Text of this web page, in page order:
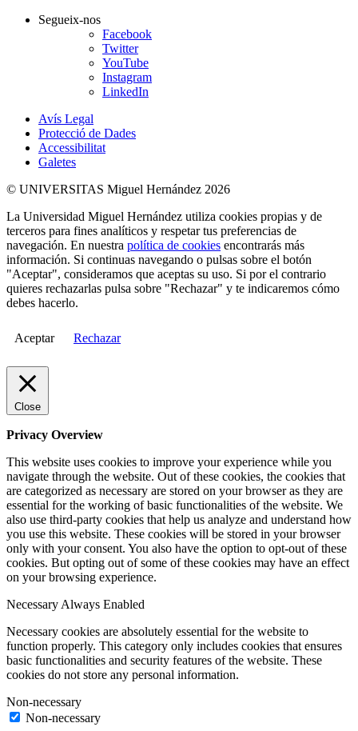
Segueix-nos
Facebook
Twitter
YouTube
Instagram
LinkedIn
Avís Legal
Protecció de Dades
Accessibilitat
Galetes
© UNIVERSITAS Miguel Hernández 2026
La Universidad Miguel Hernández utiliza cookies propias y de
terceros para fines analíticos y respetar tus preferencias de
navegación. En nuestra política de cookies encontrarás más
información. Si continuas navegando o pulsas sobre el botón
"Aceptar", consideramos que aceptas su uso. Si por el contrario
quieres rechazarlas pulsa sobre "Rechazar" y te indicaremos cómo
debes hacerlo.
Aceptar Rechazar
Close
Privacy Overview
This website uses cookies to improve your experience while you
navigate through the website. Out of these cookies, the cookies that
are categorized as necessary are stored on your browser as they are
essential for the working of basic functionalities of the website. We
also use third-party cookies that help us analyze and understand how
you use this website. These cookies will be stored in your browser
only with your consent. You also have the option to opt-out of these
cookies. But opting out of some of these cookies may have an effect
on your browsing experience.
Necessary Always Enabled
Necessary cookies are absolutely essential for the website to
function properly. This category only includes cookies that ensures
basic functionalities and security features of the website. These
cookies do not store any personal information.
Non-necessary
Non-necessary